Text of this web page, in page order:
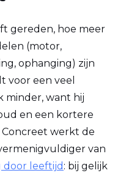
gereden, hoe meer
(motor,
ophanging) zijn
voor een veel
minder, want hij
en een kortere
werkt de
van
door leeftijd : bij gelijk